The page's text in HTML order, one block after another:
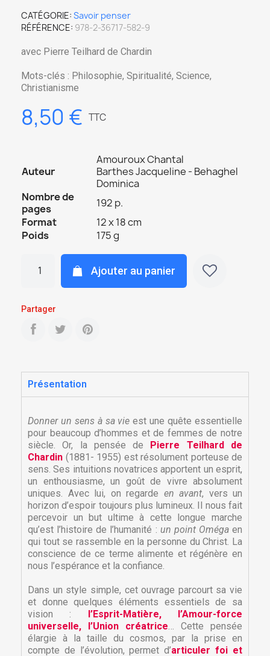
CATÉGORIE Savoir penser
RÉFÉRENCE 978-2-36717-582-9
avec Pierre Teilhard de Chardin
Mots-clés : Philosophie, Spiritualité, Science,
Christianisme
8,50 € TTC
Auteur
Amouroux Chantal
Barthes Jacqueline - Behaghel
Dominica
Nombre de
pages
192 p.
Format
12 x 18 cm
Poids
175 g
Ajouter au panier
Partager
Présentation
Donner un sens à sa vie est une quête essentielle
pour beaucoup d’hommes et de femmes de notre
siècle. Or, la pensée de Pierre Teilhard de
Chardin (1881- 1955) est résolument porteuse de
sens. Ses intuitions novatrices apportent un esprit,
un enthousiasme, un goût de vivre absolument
uniques. Avec lui, on regarde en avant, vers un
horizon d’espoir toujours plus lumineux. Il nous fait
percevoir un but ultime à cette longue marche
qu’est l’histoire de l’humanité : un point Omégaen
qui tout se rassemble en la personne du Christ. La
conscience de ce terme alimente et régénère en
nous l’espérance et la confiance.
Dans un style simple, cet ouvrage parcourt sa vie
et donne quelques éléments essentiels de sa
vision : l’Esprit-Matière, l’Amour-force
universelle, l’Union créatrice… Cette pensée
élargie à la taille du cosmos, par la prise en
compte de l’évolution, permet d’articuler foi et